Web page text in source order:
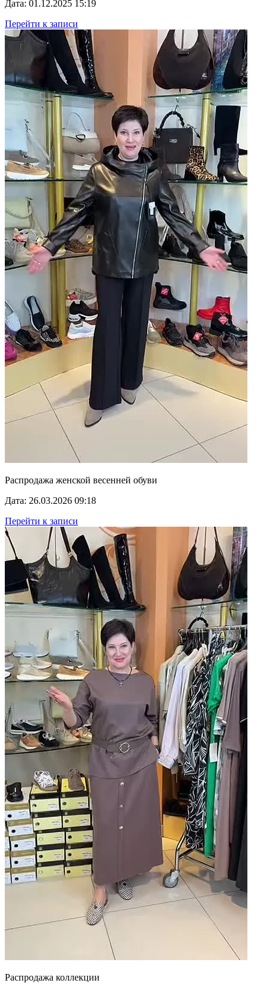
Дата: 01.12.2025 15:19
Перейти к записи
Распродажа женской весенней обуви
Дата: 26.03.2026 09:18
Перейти к записи
Распродажа коллекции